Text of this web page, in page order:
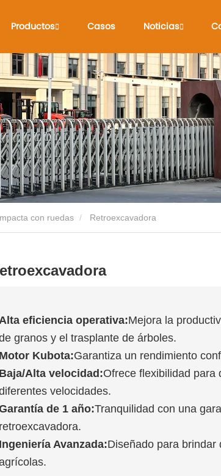
Productos Casos Noticias
con ruedas Retroexcavadora
eficiencia operativa:Mejora la
granos y el trasplante de árboles.
Motor Kubota:Garantiza un rendimiento
Baja/Alta velocidad:Ofrece flexibilidad para
velocidades.
de 1 año:Tranquilidad con una
retroexcavadora.
Ingeniería Avanzada:Diseñado para